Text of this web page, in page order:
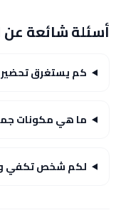
أسئلة شائعة
كم يستغرق تحضير
ما هي مكونات
لكم شخص تكفي